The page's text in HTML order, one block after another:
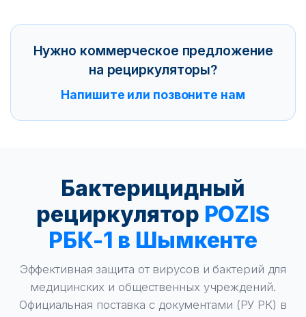
Нужно коммерческое предложение
на рециркуляторы?
Напишите или позвоните нам
Бактерицидный
рециркулятор POZIS
РБК-1 в Шымкенте
Эффективная защита от вирусов и бактерий для
медицинских и общественных учреждений.
Официальная поставка с документами (РУ РК) в